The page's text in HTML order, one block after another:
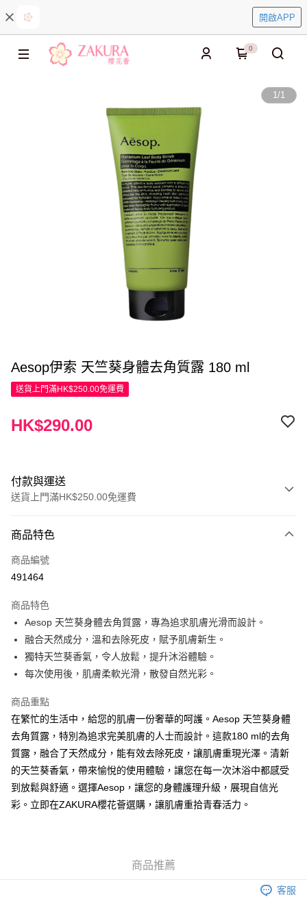
開啟APP
0
1/1
Aesop伊索 天竺葵身體去角質露 180 ml
送貨上門滿HK$250.00免運費
HK$290.00
付款與運送
送貨上門滿HK$250.00免運費
信用卡
Apple Pay
WeChat Pay
送貨方式
JD京東物流，訂單確認發貨後2-4個工作天送達
付款後門市自取，訂單確認後2-4個工作天到店，7天內取。逾期後
訂單作廢，並不會安排重寄
免運費
商品特色
商品編號
491464
商品特色
Aesop 天竺葵身體去角質露，專為追求肌膚光滑而設計。
融合天然成分，溫和去除死皮，賦予肌膚新生。
獨特天竺葵香氣，令人放鬆，提升沐浴體驗。
每次使用後，肌膚柔軟光滑，散發自然光彩。
商品重點
在繁忙的生活中，給您的肌膚一份奢華的呵護。Aesop 天竺葵身體
去角質露，特別為追求完美肌膚的人士而設計。這款180 ml的去角
質露，融合了天然成分，能有效去除死皮，讓肌膚重現光澤。清新
的天竺葵香氣，帶來愉悅的使用體驗，讓您在每一次沐浴中都感受
到放鬆與舒適。選擇Aesop，讓您的身體護理升級，展現自信光
彩。立即在ZAKURA櫻花薈選購，讓肌膚重拾青春活力。
商品推薦
客服